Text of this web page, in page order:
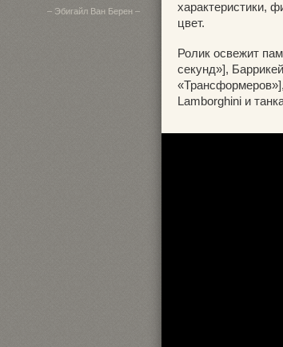
– Эбигайл Ван Берен –
характеристики,
цвет.
Ролик освежит
секунд»],
Lamborghini и